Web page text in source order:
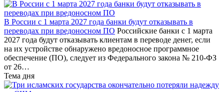
В России с 1 марта 2027 года банки будут отказывать в
переводах при вредоносном ПО Российские банки с 1 марта
2027 года будут отказывать клиентам в переводе денег, если
на их устройстве обнаружено вредоносное программное
обеспечение (ПО), следует из Федерального закона № 210-ФЗ
от 26…
Тема дня